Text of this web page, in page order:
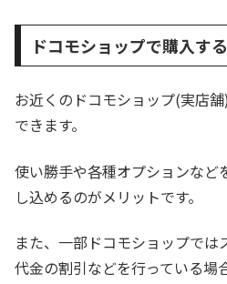
ドコモショップで購入する
お近くのドコモショップ(実店
できます。
使い勝手や各種オプションなど
し込めるのがメリットです。
また、一部ドコモショップで
代金の割引などを行っている場